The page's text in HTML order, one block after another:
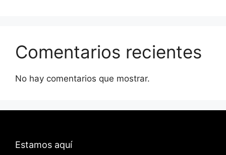
Comentarios recientes
No hay comentarios que mostrar.
Estamos aquí